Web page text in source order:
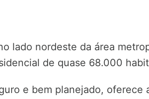
lado nordeste da área
de quase 68.000
e bem planejado, oferece